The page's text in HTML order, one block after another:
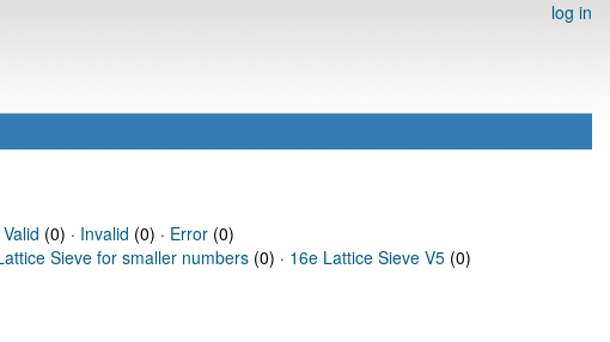
log in
Valid (0) · Invalid (0) · Error(0)
Sieve for smaller numbers (0) · 16e Lattice Sieve V5 (0)